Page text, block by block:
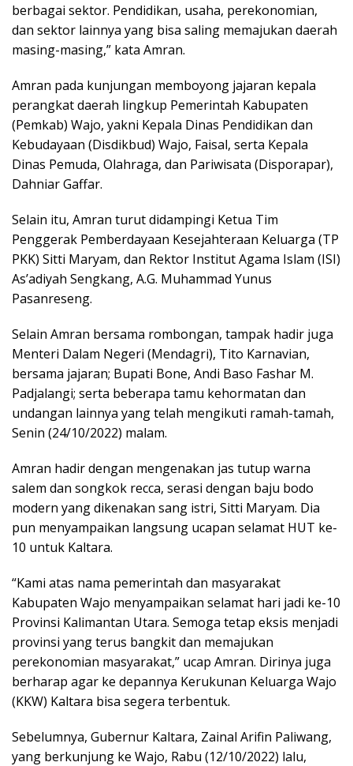
berbagai sektor. Pendidikan, usaha, perekonomian,
dan sektor lainnya yang bisa saling memajukan daerah
masing-masing,” kata Amran.
Amran pada kunjungan memboyong jajaran kepala
perangkat daerah lingkup Pemerintah Kabupaten
(Pemkab) Wajo, yakni Kepala Dinas Pendidikan dan
Kebudayaan (Disdikbud) Wajo, Faisal, serta Kepala
Dinas Pemuda, Olahraga, dan Pariwisata (Disporapar),
Dahniar Gaffar.
Selain itu, Amran turut didampingi Ketua Tim
Penggerak Pemberdayaan Kesejahteraan Keluarga (TP
PKK) Sitti Maryam, dan Rektor Institut Agama Islam (ISI)
As’adiyah Sengkang, A.G. Muhammad Yunus
Pasanreseng.
Selain Amran bersama rombongan, tampak hadir juga
Menteri Dalam Negeri (Mendagri), Tito Karnavian,
bersama jajaran; Bupati Bone, Andi Baso Fashar M.
Padjalangi; serta beberapa tamu kehormatan dan
undangan lainnya yang telah mengikuti ramah-tamah,
Senin (24/10/2022) malam.
Amran hadir dengan mengenakan jas tutup warna
salem dan songkok recca, serasi dengan baju bodo
modern yang dikenakan sang istri, Sitti Maryam. Dia
pun menyampaikan langsung ucapan selamat HUT ke-
10 untuk Kaltara.
“Kami atas nama pemerintah dan masyarakat
Kabupaten Wajo menyampaikan selamat hari jadi ke-10
Provinsi Kalimantan Utara. Semoga tetap eksis menjadi
provinsi yang terus bangkit dan memajukan
perekonomian masyarakat,” ucap Amran. Dirinya juga
berharap agar ke depannya Kerukunan Keluarga Wajo
(KKW) Kaltara bisa segera terbentuk.
Sebelumnya, Gubernur Kaltara, Zainal Arifin Paliwang,
yang berkunjung ke Wajo, Rabu (12/10/2022) lalu,